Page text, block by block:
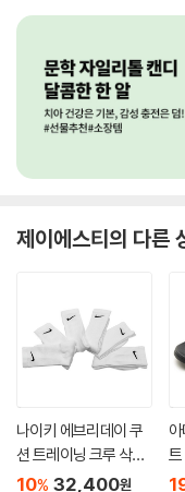
제이에스티의 다른
나이키 에브리데이 쿠
션 트레이닝 크루 삭스
(6켤...
10% 32,400원
공